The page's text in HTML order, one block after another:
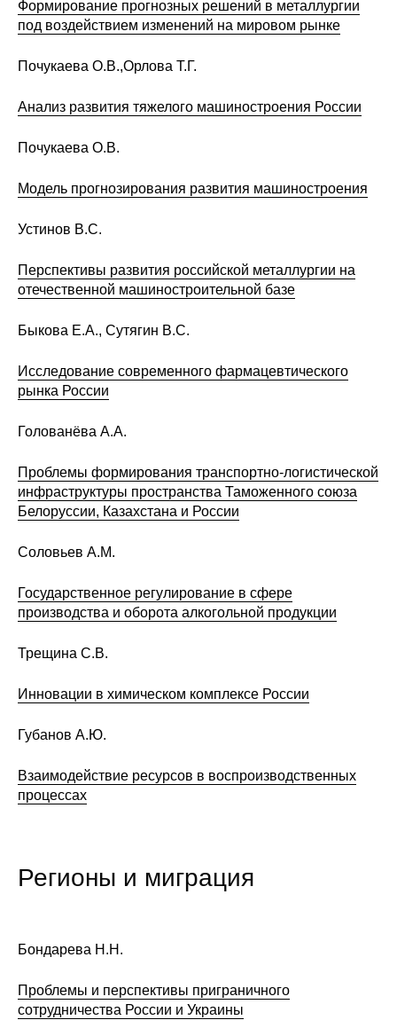
Материалы
Конкурсы и вакансии
Контакты
Формирование прогнозных решений в металлургии
под воздействием изменений на мировом рынке
Почукаева О.В.,Орлова Т.Г.
Анализ развития тяжелого машиностроения России
Почукаева О.В.
Модель прогнозирования развития машиностроения
Устинов В.С.
Перспективы развития российской металлургии на
отечественной машиностроительной базе
Быкова Е.А., Сутягин В.С.
Исследование современного фармацевтического
рынка России
Голованёва А.А.
Проблемы формирования транспортно-логистической
инфраструктуры пространства Таможенного союза
Белоруссии, Казахстана и России
Соловьев А.М.
Государственное регулирование в сфере
производства и оборота алкогольной продукции
Трещина С.В.
Инновации в химическом комплексе России
Губанов А.Ю.
Взаимодействие ресурсов в воспроизводственных
процессах
Регионы и миграция
Бондарева Н.Н.
Проблемы и перспективы приграничного
сотрудничества России и Украины